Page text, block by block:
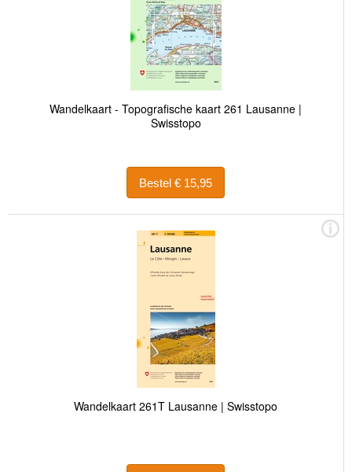
Wandelkaart - Topografische kaart 261 Lausanne |
Swisstopo
Bestel € 15,95
Wandelkaart 261T Lausanne | Swisstopo